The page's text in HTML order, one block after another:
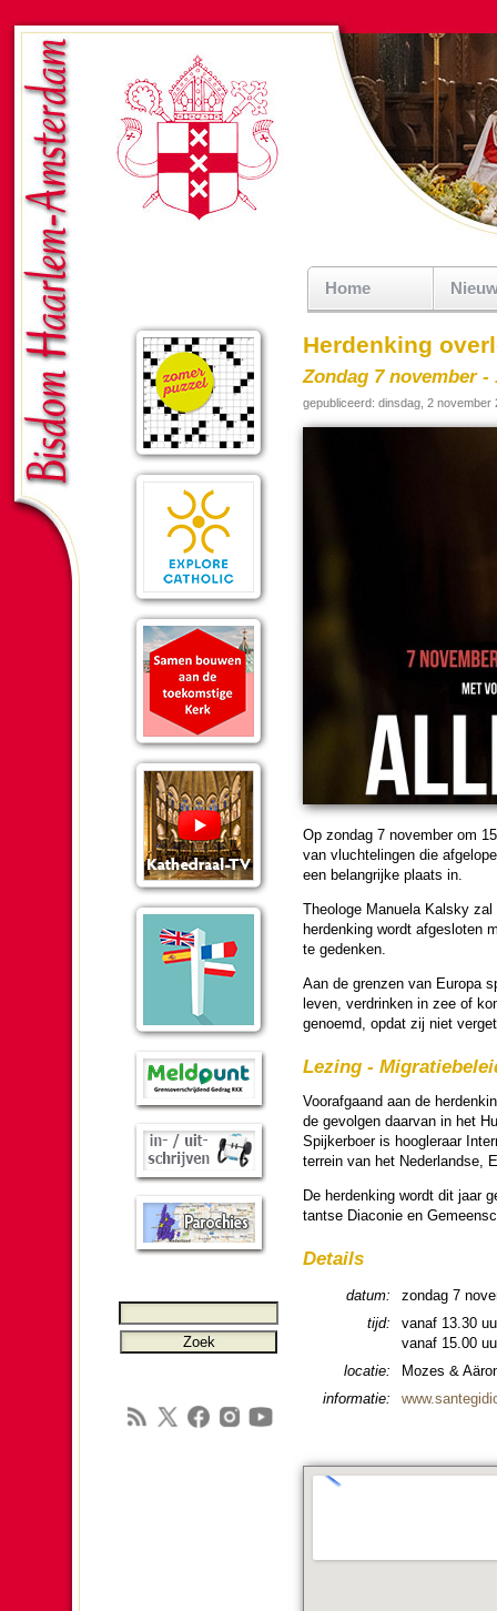
Home
Herdenking
Zondag 7 november
gepubliceerd: dinsdag, 2 november
Op zon­dag 7 no­vem­ber om
van vluch­te­lingen die
een be­lang­rijke plaats in.
Theologe Manuela Kalsky
her­den­king wordt af­ge­slo­ten
te gedenken.
Aan de grenzen van Europa
leven, ver­drin­ken in zee of
genoemd, opdat zij niet
Lezing -
Voor­af­gaand aan de
de gevolgen daar­van in het
Spijkerboer is hoog­le­raar
terrein van het Neder­landse,
De her­den­king wordt dit jaar
tantse Diaconie en
Details
datum:
zon­dag 7
tijd:
vanaf 13.30
vanaf 15.00
locatie:
Mozes &
in­for­ma­tie: